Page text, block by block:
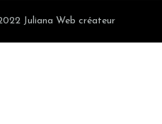
Juliana Web créateur